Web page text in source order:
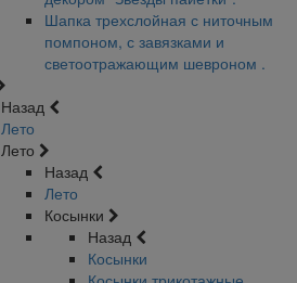
Шапка трехслойная с ниточным
помпоном, с завязками и
светоотражающим шевроном .
Назад
Лето
Лето
Назад
Лето
Косынки
Назад
Косынки